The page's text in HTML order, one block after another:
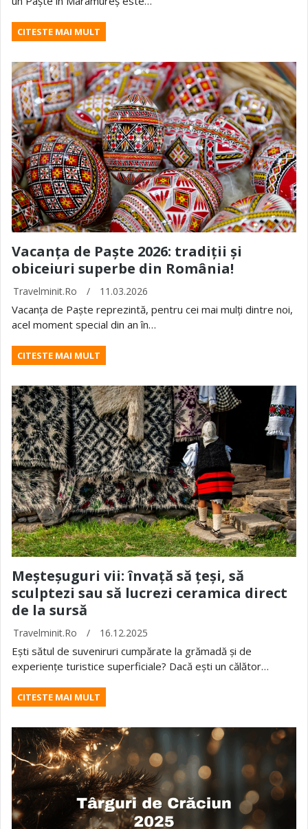
CITESTE MAI MULT
Vacanța de Paște 2026: tradiții și
obiceiuri superbe din România!
Travelminit.ro / 11.03.2026
Vacanța de Paște reprezintă, pentru cei mai mulți dintre noi,
acel moment special din an în…
CITESTE MAI MULT
Meșteșuguri vii: învață să țeși, să
sculptezi sau să lucrezi ceramica direct
de la sursă
Travelminit.ro / 16.12.2025
Ești sătul de suveniruri cumpărate la grămadă și de
experiențe turistice superficiale? Dacă ești un călător…
CITESTE MAI MULT